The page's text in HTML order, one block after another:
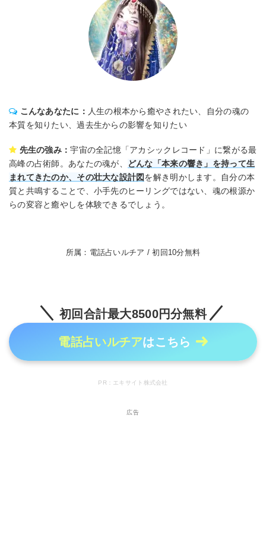
こんなあなたに： 人生の根本から癒やされたい、自分の魂の
本質を知りたい、過去生からの影響を知りたい
先生の強み：宇宙の全記憶「アカシックレコード」に繋がる最
高峰の占術師。あなたの魂が、
どんな「本来の響き」を持って生
まれてきたのか、その壮大な設計図を解き明かします。自分の本
質と共鳴することで、小手先のヒーリングではない、魂の根源か
らの変容と癒やしを体験できるでしょう。
所属：電話占いルチア / 初回10分無料
初回合計最大8500円分無料
電話占いルチアはこちら
PR：エキサイト株式会社
広告